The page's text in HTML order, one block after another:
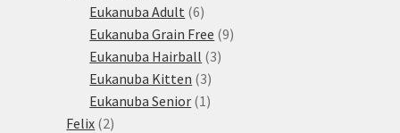
produktů
Eukanuba Adult 66
produktů
Eukanuba Grain Free 99
Eukanuba Hairball 33
Eukanuba Kitten 33
produkty
Eukanuba Senior 1 1
Felix 22